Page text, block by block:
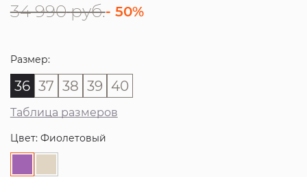
34 990 руб.- 50%
Размер:
36 37 38 39 40
Таблица размеров
Цвет: Фиолетовый